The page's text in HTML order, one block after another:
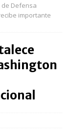
Defensa
importante